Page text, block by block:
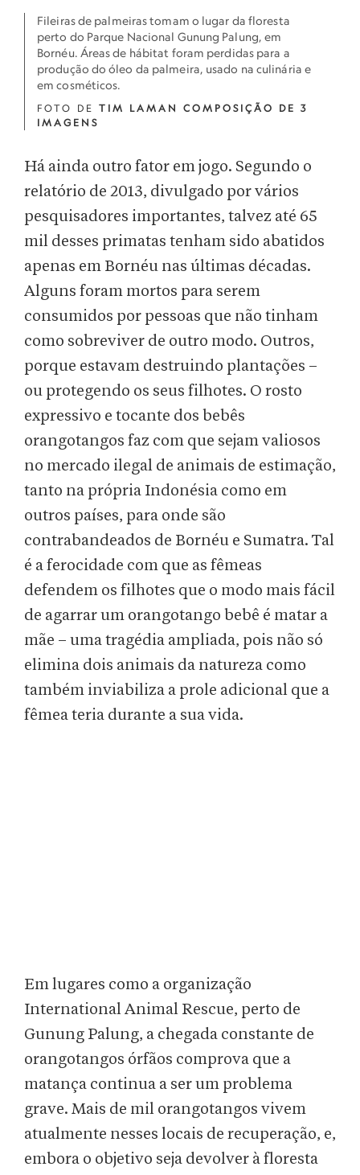
Fileiras de palmeiras tomam o lugar da floresta
perto do Parque Nacional Gunung Palung, em
Bornéu. Áreas de hábitat foram perdidas para a
produção do óleo da palmeira, usado na culinária e
em cosméticos.
FOTO DE TIM LAMAN COMPOSIÇÃO DE 3
IMAGENS
Há ainda outro fator em jogo. Segundo o
relatório de 2013, divulgado por vários
pesquisadores importantes, talvez até 65
mil desses primatas tenham sido abatidos
apenas em Bornéu nas últimas décadas.
Alguns foram mortos para serem
consumidos por pessoas que não tinham
como sobreviver de outro modo. Outros,
porque estavam destruindo plantações –
ou protegendo os seus filhotes. O rosto
expressivo e tocante dos bebês
orangotangos faz com que sejam valiosos
no mercado ilegal de animais de estimação,
tanto na própria Indonésia como em
outros países, para onde são
contrabandeados de Bornéu e Sumatra. Tal
é a ferocidade com que as fêmeas
defendem os filhotes que o modo mais fácil
de agarrar um orangotango bebê é matar a
mãe – uma tragédia ampliada, pois não só
elimina dois animais da natureza como
também inviabiliza a prole adicional que a
fêmea teria durante a sua vida.
Em lugares como a organização
International Animal Rescue, perto de
Gunung Palung, a chegada constante de
orangotangos órfãos comprova que a
matança continua a ser um problema
grave. Mais de mil orangotangos vivem
atualmente nesses locais de recuperação, e,
embora o objetivo seja devolver à floresta